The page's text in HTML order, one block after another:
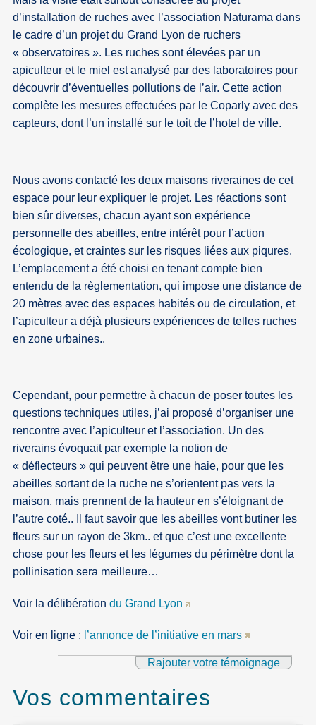
d’installation de ruches avec l’association Naturama dans
le cadre d’un projet du Grand Lyon de ruchers
« observatoires ». Les ruches sont élevées par un
apiculteur et le miel est analysé par des laboratoires pour
découvrir d’éventuelles pollutions de l’air. Cette action
complète les mesures effectuées par le Coparly avec des
capteurs, dont l’un installé sur le toit de l’hotel de ville.
Nous avons contacté les deux maisons riveraines de cet
espace pour leur expliquer le projet. Les réactions sont
bien sûr diverses, chacun ayant son expérience
personnelle des abeilles, entre intérêt pour l’action
écologique, et craintes sur les risques liées aux piqures.
L’emplacement a été choisi en tenant compte bien
entendu de la règlementation, qui impose une distance de
20 mètres avec des espaces habités ou de circulation, et
l’apiculteur a déjà plusieurs expériences de telles ruches
en zone urbaines..
Cependant, pour permettre à chacun de poser toutes les
questions techniques utiles, j’ai proposé d’organiser une
rencontre avec l’apiculteur et l’association. Un des
riverains évoquait par exemple la notion de
« déflecteurs » qui peuvent être une haie, pour que les
abeilles sortant de la ruche ne s’orientent pas vers la
maison, mais prennent de la hauteur en s’éloignant de
l’autre coté.. Il faut savoir que les abeilles vont butiner les
fleurs sur un rayon de 3km.. et que c’est une excellente
chose pour les fleurs et les légumes du périmètre dont la
pollinisation sera meilleure…
Voir la délibérationdu Grand Lyon
Voir en ligne : l’annonce de l’initiative en mars
Rajouter votre témoignage
Vos commentaires